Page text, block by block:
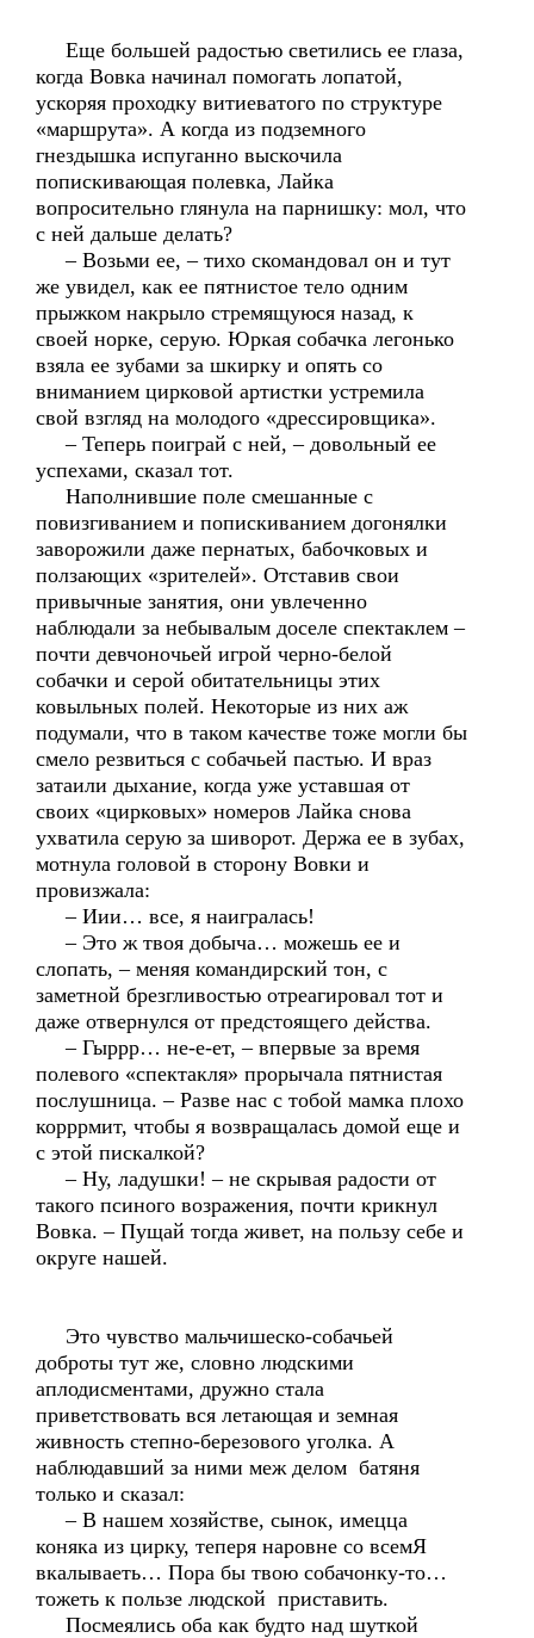
Еще большей радостью светились ее глаза,
когда Вовка начинал помогать лопатой,
ускоряя проходку витиеватого по структуре
«маршрута». А когда из подземного
гнездышка испуганно выскочила
попискивающая полевка, Лайка
вопросительно глянула на парнишку: мол, что
с ней дальше делать?
– Возьми ее, – тихо скомандовал он и тут
же увидел, как ее пятнистое тело одним
прыжком накрыло стремящуюся назад, к
своей норке, серую. Юркая собачка легонько
взяла ее зубами за шкирку и опять со
вниманием цирковой артистки устремила
свой взгляд на молодого «дрессировщика».
– Теперь поиграй с ней, – довольный ее
успехами, сказал тот.
Наполнившие поле смешанные с
повизгиванием и попискиванием догонялки
заворожили даже пернатых, бабочковых и
ползающих «зрителей». Отставив свои
привычные занятия, они увлеченно
наблюдали за небывалым доселе спектаклем –
почти девчоночьей игрой черно-белой
собачки и серой обитательницы этих
ковыльных полей. Некоторые из них аж
подумали, что в таком качестве тоже могли бы
смело резвиться с собачьей пастью. И враз
затаили дыхание, когда уже уставшая от
своих «цирковых» номеров Лайка снова
ухватила серую за шиворот. Держа ее в зубах,
мотнула головой в сторону Вовки и
провизжала:
– Иии… все, я наигралась!
– Это ж твоя добыча… можешь ее и
слопать, – меняя командирский тон, с
заметной брезгливостью отреагировал тот и
даже отвернулся от предстоящего действа.
– Гыррр… не-е-ет, – впервые за время
полевого «спектакля» прорычала пятнистая
послушница. – Разве нас с тобой мамка плохо
корррмит, чтобы я возвращалась домой еще и
с этой пискалкой?
– Ну, ладушки! – не скрывая радости от
такого псиного возражения, почти крикнул
Вовка. – Пущай тогда живет, на пользу себе и
округе нашей.
Это чувство мальчишеско-собачьей
доброты тут же, словно людскими
аплодисментами, дружно стала
приветствовать вся летающая и земная
живность степно-березового уголка. А
наблюдавший за ними меж делом батяня
только и сказал:
– В нашем хозяйстве, сынок, имецца
коняка из цирку, теперя наровне со всемЯ
вкалываеть… Пора бы твою собачонку-то…
тожеть к пользе людской приставить.
Посмеялись оба как будто над шуткой